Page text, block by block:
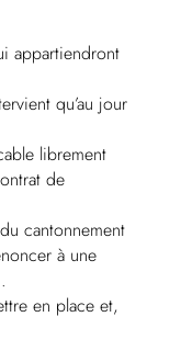
appartiendront
qu’au jour
librement
de
cantonnement
à une
en place et,